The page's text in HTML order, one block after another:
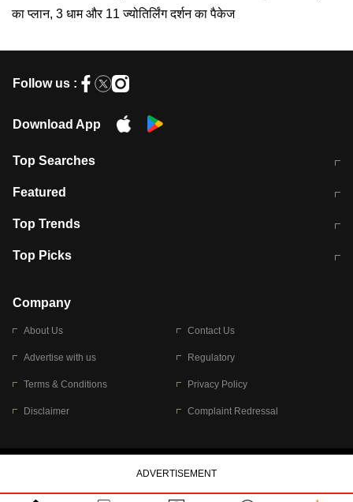
का प्लान, 3 धाम और 11 ज्योतिर्लिंग दर्शन का पैकेज
Follow us :
Download App
Top Searches
मुंबई में लगे 'जेन जी' के पोस्टर, लिखा- 'मैं
Featured
10 अगस्त को विधानसभा का घेराव करेंगे
Top Trends
RBI का नया नियम: अब बैंकों को अपनी सभी
Top Picks
बारिश की चेतावनी
Company
About Us Contact Us
Advertise with us Regulatory
Terms & Conditions Privacy Policy
Disclaimer Complaint Redressal